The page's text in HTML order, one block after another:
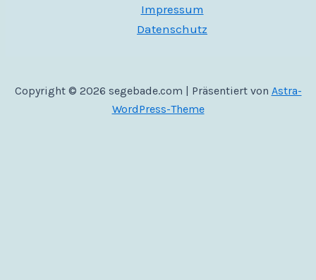
Impressum
Datenschutz
Copyright © 2026 segebade.com | Präsentiert von Astra-
WordPress-Theme